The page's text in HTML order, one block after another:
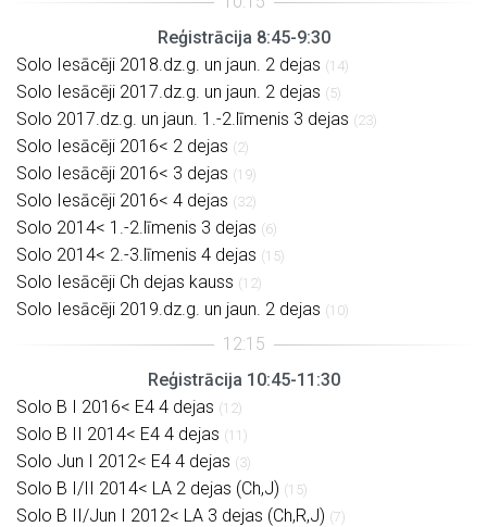
Reģistrācija 8:45-9:30
Solo Iesācēji 2018.dz.g. un jaun. 2 dejas (14)
Solo Iesācēji 2017.dz.g. un jaun. 2 dejas (5)
Solo 2017.dz.g. un jaun. 1.-2.līmenis 3 dejas (23)
Solo Iesācēji 2016< 2 dejas (2)
Solo Iesācēji 2016< 3 dejas (19)
Solo Iesācēji 2016< 4 dejas (32)
Solo 2014< 1.-2.līmenis 3 dejas (6)
Solo 2014< 2.-3.līmenis 4 dejas (15)
Solo Iesācēji Ch dejas kauss (12)
Solo Iesācēji 2019.dz.g. un jaun. 2 dejas (10)
Reģistrācija 10:45-11:30
Solo B I 2016< E4 4 dejas (12)
Solo B II 2014< E4 4 dejas (11)
Solo Jun I 2012< E4 4 dejas (3)
Solo B I/II 2014< LA 2 dejas (Ch,J) (15)
Solo B II/Jun I 2012< LA 3 dejas (Ch,R,J) (7)